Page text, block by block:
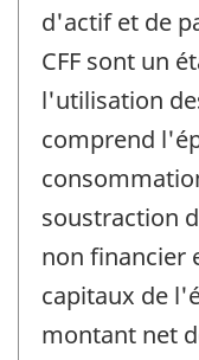
d'actif et de
CFF sont un
l'utilisation
comprend
soustraction
non financier
capitaux de
montant net